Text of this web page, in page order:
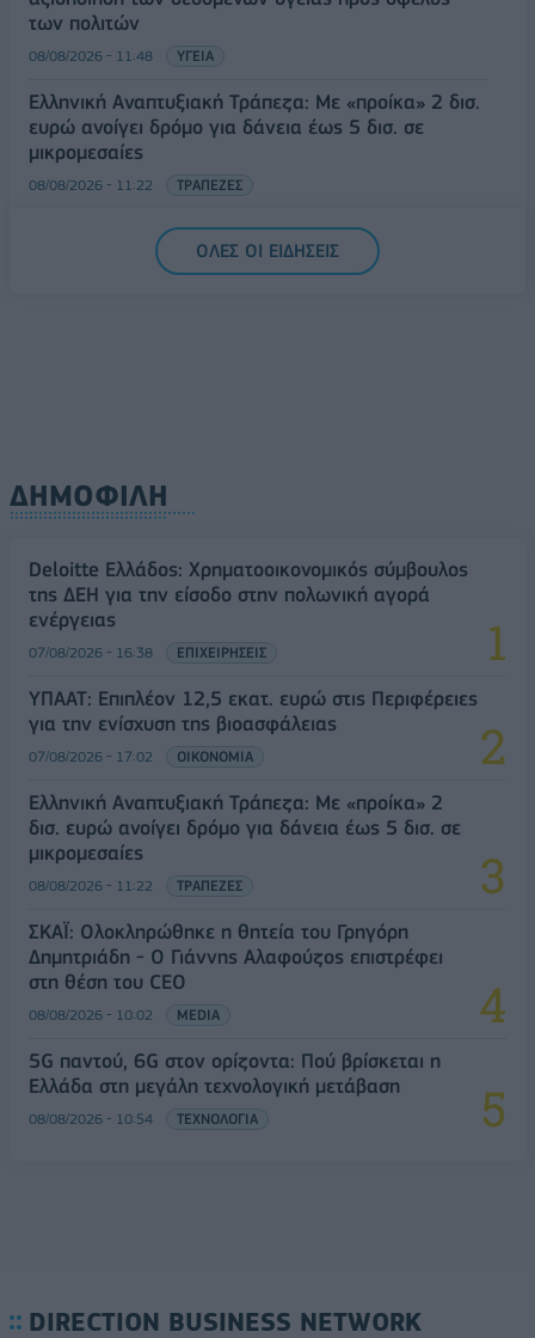
των πολιτών
08/08/2026 - 11:48 ΥΓΕΙΑ
Ελληνική Αναπτυξιακή Τράπεζα: Με «προίκα» 2 δισ.
ευρώ ανοίγει δρόμο για δάνεια έως 5 δισ. σε
μικρομεσαίες
08/08/2026 - 11:22 ΤΡΑΠΕΖΕΣ
5G παντού, 6G στον ορίζοντα: Πού βρίσκεται η
Ελλάδα στη μεγάλη τεχνολογική μετάβαση
ΟΛΕΣ ΟΙ ΕΙΔΗΣΕΙΣ
ΔΗΜΟΦΙΛΗ
Deloitte Ελλάδος: Χρηματοοικονομικός σύμβουλος
της ΔΕΗ για την είσοδο στην πολωνική αγορά
ενέργειας
07/08/2026 - 16:38 ΕΠΙΧΕΙΡΗΣΕΙΣ
ΥΠΑΑΤ: Επιπλέον 12,5 εκατ. ευρώ στις Περιφέρειες
για την ενίσχυση της βιοασφάλειας
07/08/2026 - 17:02 ΟΙΚΟΝΟΜΙΑ
Ελληνική Αναπτυξιακή Τράπεζα: Με «προίκα» 2
δισ. ευρώ ανοίγει δρόμο για δάνεια έως 5 δισ. σε
μικρομεσαίες
08/08/2026 - 11:22 ΤΡΑΠΕΖΕΣ
ΣΚΑΪ: Ολοκληρώθηκε η θητεία του Γρηγόρη
Δημητριάδη - Ο Γιάννης Αλαφούζος επιστρέφει
στη θέση του CEO
08/08/2026 - 10:02 MEDIA
5G παντού, 6G στον ορίζοντα: Πού βρίσκεται η
Ελλάδα στη μεγάλη τεχνολογική μετάβαση
08/08/2026 - 10:54 ΤΕΧΝΟΛΟΓΙΑ
DIRECTION BUSINESS NETWORK